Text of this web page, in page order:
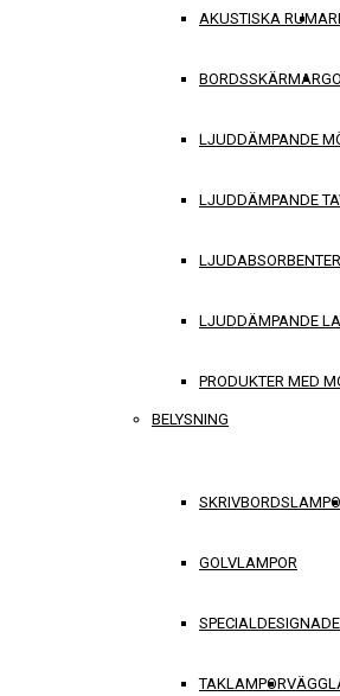
AKUSTISKA RUM
BORDSSKÄRMAR
LJUDDÄMPANDE
LJUDDÄMPANDE
LJUDABSORBENTER
LJUDDÄMPANDE
PRODUKTER MED
BELYSNING
GOLVLAMPOR
TAKLAMPOR